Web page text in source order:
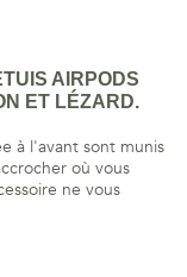
AIRPODS
ET LÉZARD.
à l'avant sont munis
où vous
ne vous